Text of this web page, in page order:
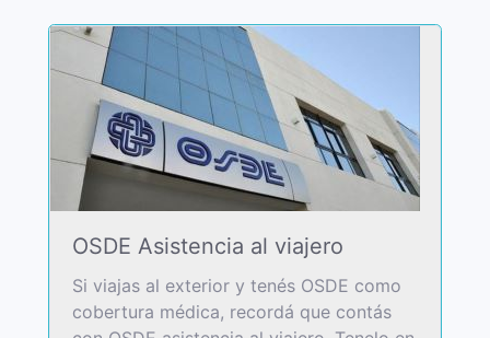
OSDE Asistencia al viajero
Si viajas al exterior y tenés OSDE como
cobertura médica, recordá que contás